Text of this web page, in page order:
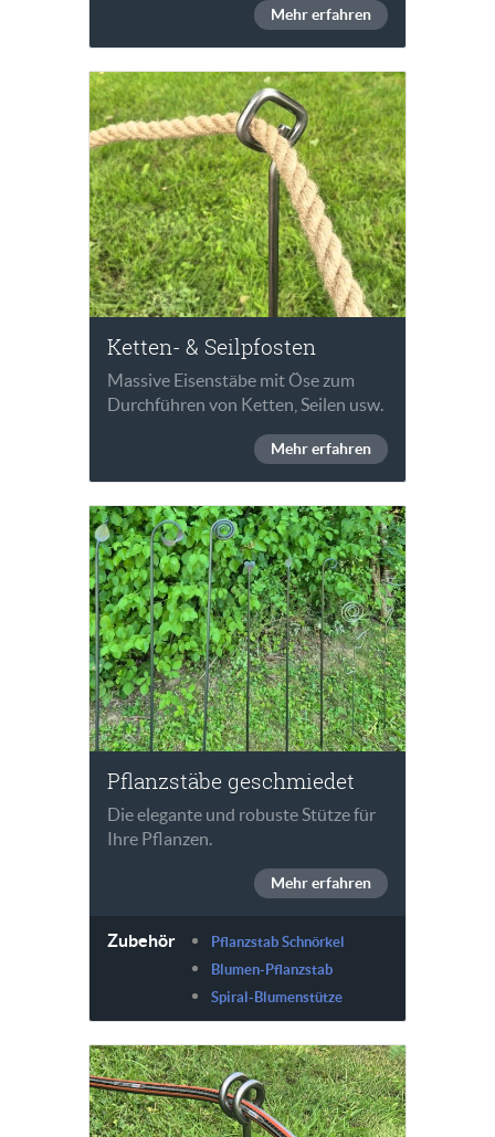
Mehr erfahren
Ketten- & Seilpfosten
Massive Eisenstäbe mit Öse zum
Durchführen von Ketten, Seilen usw.
Mehr erfahren
Pflanzstäbe geschmiedet
Die elegante und robuste Stütze für
Ihre Pflanzen.
Mehr erfahren
Zubehör
Pflanzstab Schnörkel
Blumen-Pflanzstab
Spiral-Blumenstütze